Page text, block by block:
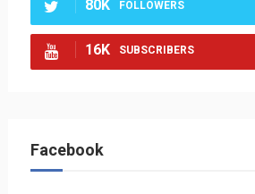
80K FOLLOWERS
16K SUBSCRIBERS
Facebook